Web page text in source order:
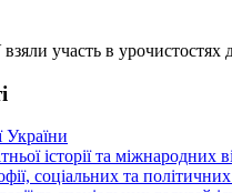
участь в урочистостях
України
історії та міжнародних
соціальних та